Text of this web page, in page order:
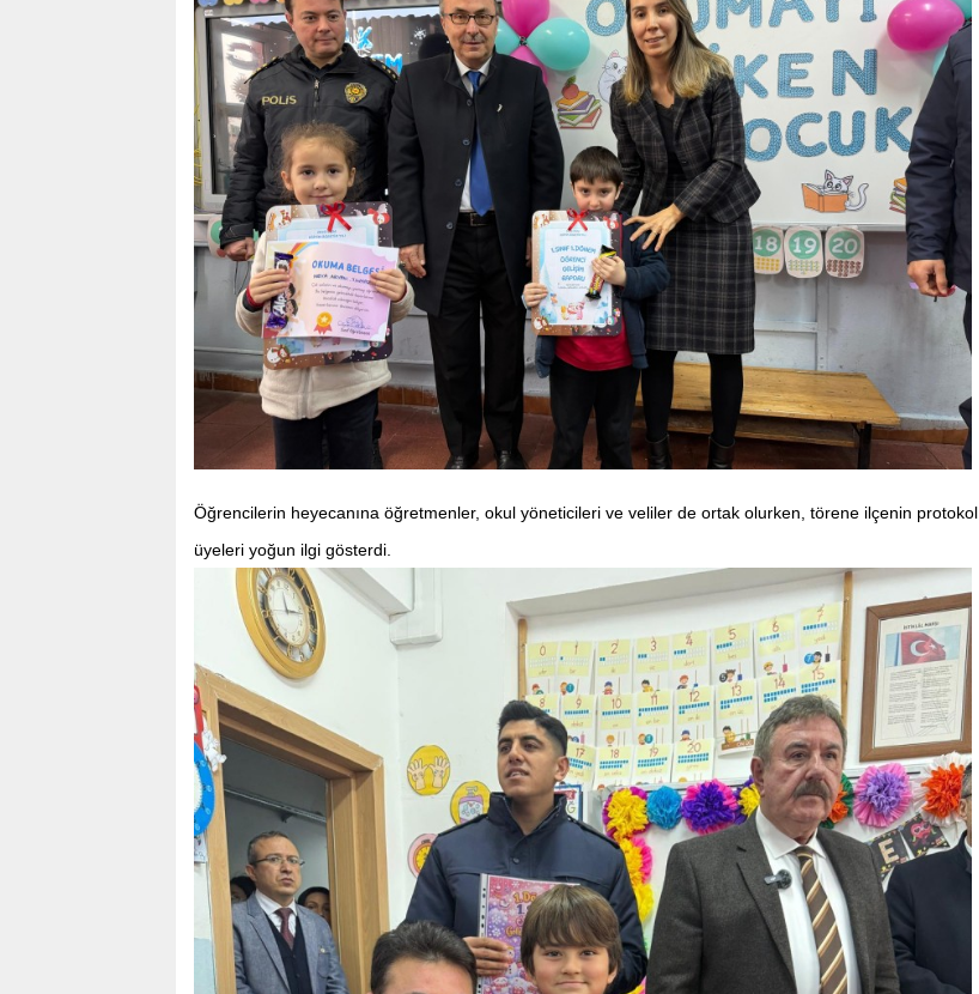
Öğrencilerin heyecanına öğretmenler, okul yöneticileri ve veliler de ortak olurken, törene ilçenin protokol
üyeleri yoğun ilgi gösterdi.